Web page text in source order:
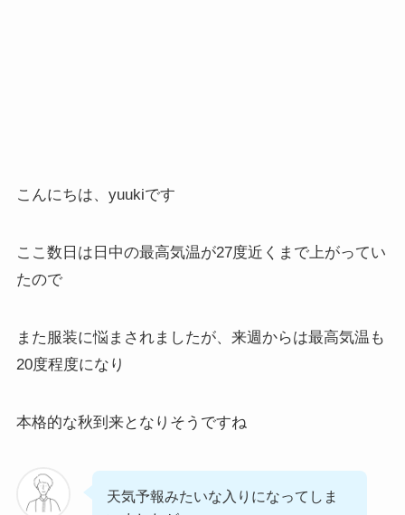
こんにちは、yuukiです
ここ数日は日中の最高気温が27度近くまで上がってい
たので
また服装に悩まされましたが、来週からは最高気温も
20度程度になり
本格的な秋到来となりそうですね
天気予報みたいな入りになってしま